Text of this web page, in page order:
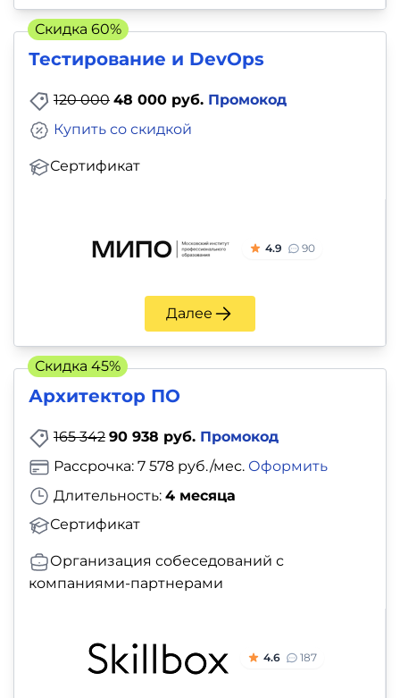
Тестирование и DevOps
120 000 48 000 руб. Промокод
Сертификат
Купить со скидкой
4.9 90
Далее
Скидка 60%
Архитектор ПО
165 342 90 938 руб. Промокод
Длительность: 4 месяца
Сертификат
Рассрочка: 7 578 руб./мес. Оформить
Организация собеседований с
компаниями-партнерами
4.6 187
Скидка 45%
Тесты
на
профориентацию